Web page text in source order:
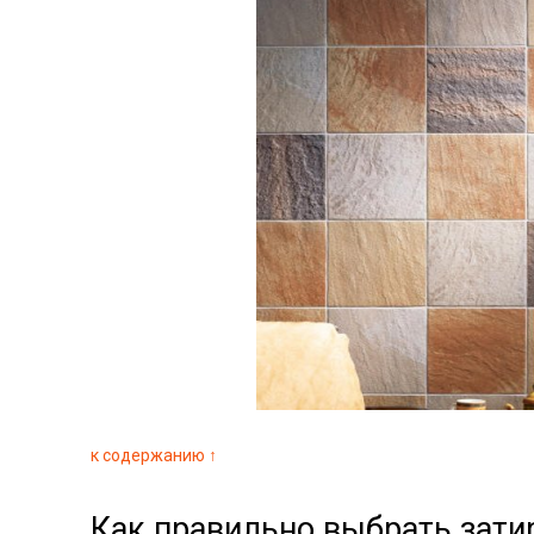
к содержанию ↑